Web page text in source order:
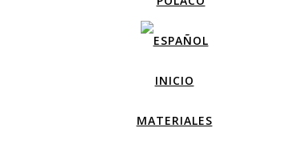
INICIO
MATERIALES